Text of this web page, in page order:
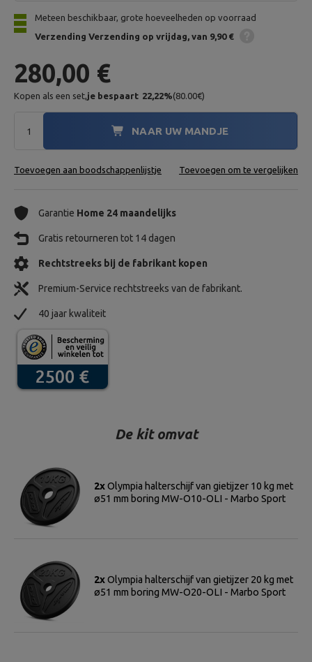
Meteen beschikbaar, grote hoeveelheden op voorraad
Verzending Verzending op vrijdag van 9,90 €
280,00 €
Kopen als een set,je bespaart 22,22%(80.00€)
NAAR UW MANDJE
Toevoegen aan boodschappenlijstje Toevoegen om te vergelijken
Garantie Home 24 maandelijks
Gratis retourneren tot 14 dagen
Rechtstreeks bij de fabrikant kopen
Premium-Service rechtstreeks van de fabrikant.
40 jaar kwaliteit
De kit omvat
2xOlympia halterschijf van gietijzer 10 kg met
ø51 mm boring MW-O10-OLI - Marbo Sport
2xOlympia halterschijf van gietijzer 20 kg met
ø51 mm boring MW-O20-OLI - Marbo Sport